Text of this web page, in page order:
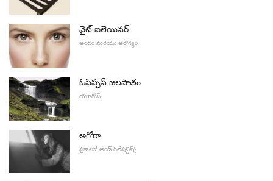
వైట్ ఐలెయినర్
అందం మరియు ఆరోగ్యం
ఓఫిప్ఫస్ జలపాతం
యూరోప్
అగోరా
సైకాలజీ అండ్ రిలేషన్షిప్స్